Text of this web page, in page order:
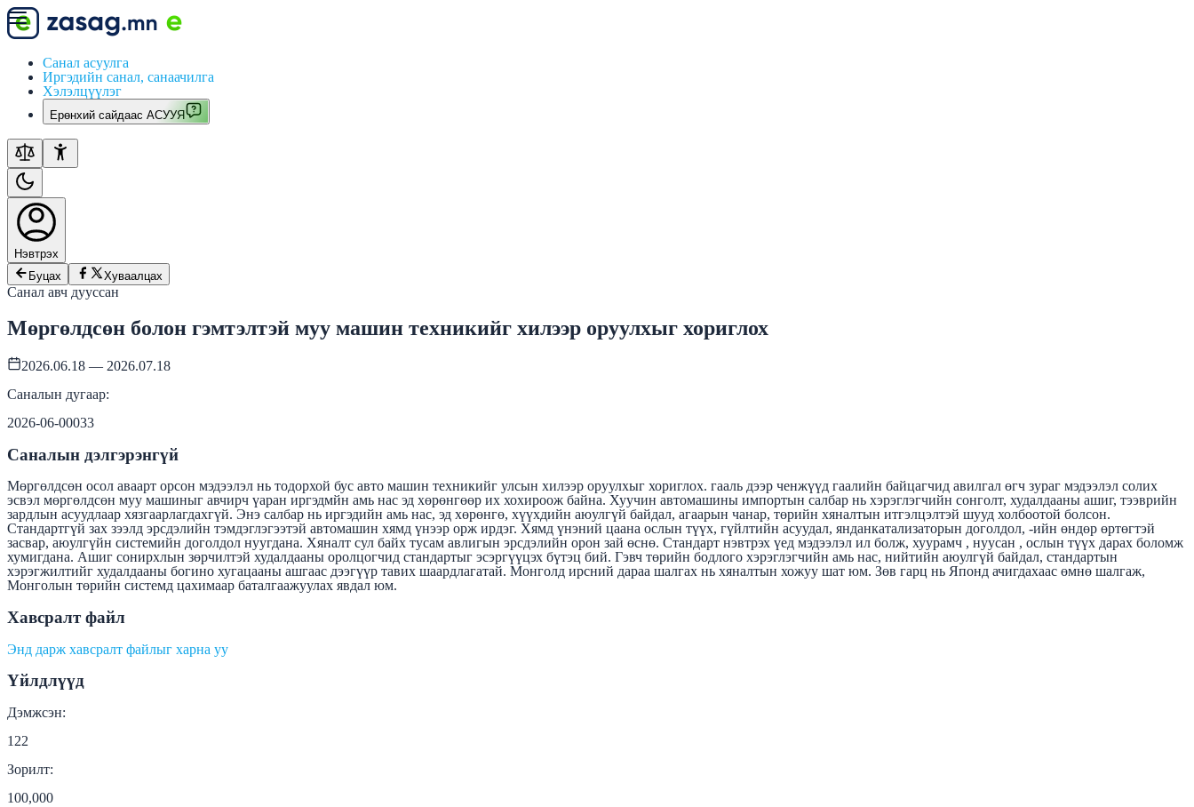
Санал асуулга
Иргэдийн санал, санаачилга
Хэлэлцүүлэг
Ерөнхий сайдаас АСУУЯ
Нэвтрэх
Буцах
Хуваалцах
Санал авч дууссан
Мөргөлдсөн болон гэмтэлтэй муу машин техникийг хилээр оруулхыг хориглох
2026.06.18 — 2026.07.18
Саналын дугаар:
2026-06-00033
Саналын дэлгэрэнгүй
Мөргөлдсөн осол аваарт орсон мэдээлэл нь тодорхой бус авто машин техникийг улсын хилээр оруулхыг хориглох. гааль дээр ченжүүд гаалийн байцагчид авилгал өгч зураг мэдээлэл солих
эсвэл мөргөлдсөн муу машиныг авчирч үаран иргэдмйн амь нас эд хөрөнгөөр их хохироож байна. Хуучин автомашины импортын салбар нь хэрэглэгчийн сонголт, худалдааны ашиг, тээврийн
зардлын асуудлаар хязгаарлагдахгүй. Энэ салбар нь иргэдийн амь нас, эд хөрөнгө, хүүхдийн аюулгүй байдал, агаарын чанар, төрийн хяналтын итгэлцэлтэй шууд холбоотой болсон.
Стандартгүй зах зээлд эрсдэлийн тэмдэглэгээтэй автомашин хямд үнээр орж ирдэг. Хямд үнэний цаана ослын түүх, гүйлтийн асуудал, янданкатализаторын доголдол, -ийн өндөр өртөгтэй
засвар, аюулгүйн системийн доголдол нуугдана. Хяналт сул байх тусам авлигын эрсдэлийн орон зай өснө. Стандарт нэвтрэх үед мэдээлэл ил болж, хуурамч , нуусан , ослын түүх дарах боломж
хумигдана. Ашиг сонирхлын зөрчилтэй худалдааны оролцогчид стандартыг эсэргүүцэх бүтэц бий. Гэвч төрийн бодлого хэрэглэгчийн амь нас, нийтийн аюулгүй байдал, стандартын
хэрэгжилтийг худалдааны богино хугацааны ашгаас дээгүүр тавих шаардлагатай. Монголд ирсний дараа шалгах нь хяналтын хожуу шат юм. Зөв гарц нь Японд ачигдахаас өмнө шалгаж,
Монголын төрийн системд цахимаар баталгаажуулах явдал юм.
Хавсралт файл
Энд дарж хавсралт файлыг харна уу
Үйлдлүүд
Дэмжсэн:
122
Зорилт:
100,000